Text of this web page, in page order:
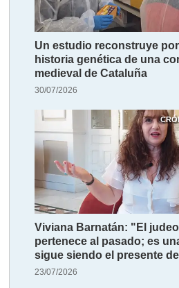
Un estudio reconstruye
historia genética de una
medieval de Cataluña
30/07/2026
Viviana Barnatán: "El
pertenece al pasado; es
sigue siendo el presente
23/07/2026